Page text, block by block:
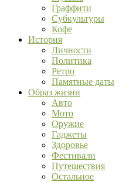
Граффити
Субкультуры
Кофе
История
Личности
Политика
Ретро
Памятные даты
Образ жизни
Авто
Мото
Оружие
Гаджеты
Здоровье
Фестивали
Путешествия
Остальное